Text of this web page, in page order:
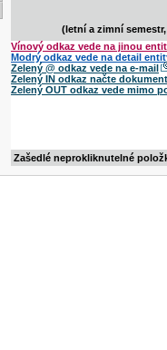
(letní a zimní
Vínový odkaz vede na jinou
Modrý odkaz vede na detail
Zelený @ odkaz vede na e-mail
Zelený IN odkaz načte dokument
Zelený OUT odkaz vede mimo
Zašedlé neprokliknutelné